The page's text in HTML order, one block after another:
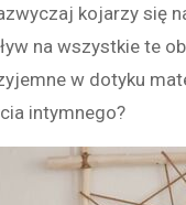
kojarzy się
na wszystkie te
w dotyku
intymnego?